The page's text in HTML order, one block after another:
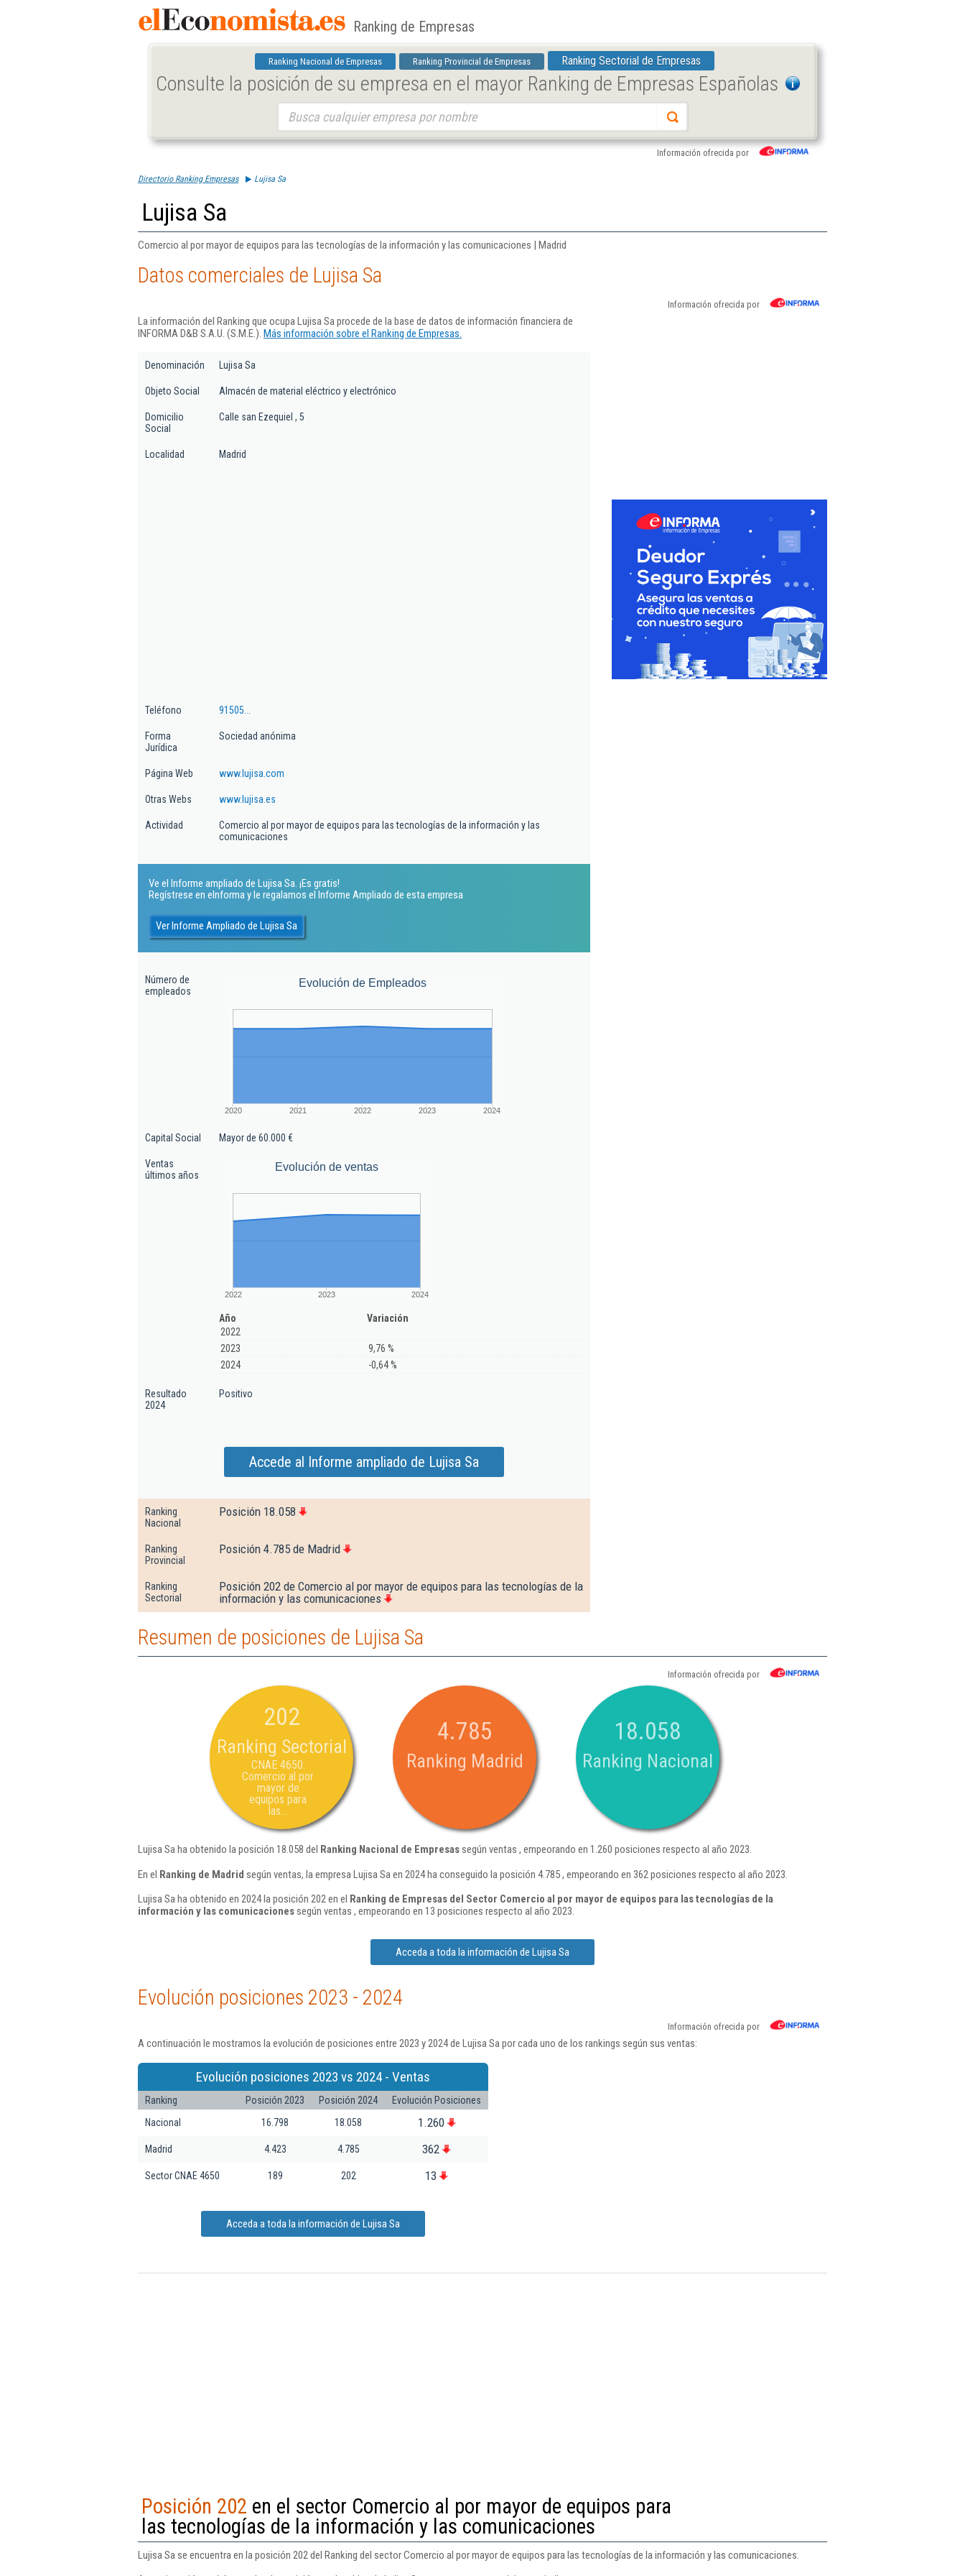
Ranking de Empresas
Ranking Nacional de Empresas Ranking Provincial de Empresas Ranking Sectorial de Empresas
Consulte la posición de su empresa en el mayor Ranking de Empresas Españolas
Información ofrecida por
Directorio Ranking Empresas Lujisa Sa
Lujisa Sa
Comercio al por mayor de equipos para las tecnologías de la información y las comunicaciones | Madrid
Datos comerciales de Lujisa Sa
Información ofrecida por
La información del Ranking que ocupa Lujisa Sa procede de la base de datos de información financiera de
INFORMA D&B S.A.U. (S.M.E.). Más información sobre el Ranking de Empresas.
Denominación Lujisa Sa
Objeto Social Almacén de material eléctrico y electrónico
Domicilio
Social
Calle san Ezequiel , 5
Localidad Madrid
Teléfono 91505...
Forma
Jurídica
Sociedad anónima
Página Web www.lujisa.com
Otras Webs www.lujisa.es
Actividad
Comercio al por mayor de equipos para las tecnologías de la información y las
comunicaciones
Ve el Informe ampliado de Lujisa Sa. ¡Es gratis!
Regístrese en eInforma y le regalamos el Informe Ampliado de esta empresa
Ver Informe Ampliado de Lujisa Sa
Número de
empleados
Evolución de Empleados
2020 2021 2022 2023 2024
Capital Social Mayor de 60.000 €
Ventas
últimos años
Evolución de ventas
2022 2023 2024
Año
Variación
2022
2023
9,76 %
2024
-0,64 %
Resultado
2024
Positivo
Accede al Informe ampliado de Lujisa Sa
Ranking
Nacional
Posición 18.058
Ranking
Provincial
Posición 4.785 de Madrid
Ranking
Sectorial
Posición 202 de Comercio al por mayor de equipos para las tecnologías de la
información y las comunicaciones
Resumen de posiciones de Lujisa Sa
Información ofrecida por
202
Ranking Sectorial
CNAE 4650:
Comercio al por
mayor de
equipos para
las...
4.785
Ranking Madrid
18.058
Ranking Nacional
Lujisa Sa ha obtenido la posición 18.058 del Ranking Nacional de Empresassegún ventas , empeorando en 1.260 posiciones respecto al año 2023.
En el Ranking de Madrid según ventas, la empresa Lujisa Sa en 2024 ha conseguido la posición 4.785 , empeorando en 362 posiciones respecto al año 2023.
Lujisa Sa ha obtenido en 2024 la posición 202 en el Ranking de Empresas del Sector Comercio al por mayor de equipos para las tecnologías de la
información y las comunicacionessegún ventas , empeorando en 13 posiciones respecto al año 2023.
Acceda a toda la información de Lujisa Sa
Evolución posiciones 2023 - 2024
Información ofrecida por
A continuación le mostramos la evolución de posiciones entre 2023 y 2024 de Lujisa Sa por cada uno de los rankings según sus ventas:
Evolución posiciones 2023 vs 2024 - Ventas
Ranking Posición 2023 Posición 2024
Evolución Posiciones
Nacional
16.798 18.058 1.260
Madrid 4.423 4.785 362
Sector CNAE 4650 189 202 13
Acceda a toda la información de Lujisa Sa
Posición 202 en el sector Comercio al por mayor de equipos para
las tecnologías de la información y las comunicaciones
Lujisa Sa se encuentra en la posición 202 del Ranking del sector Comercio al por mayor de equipos para las tecnologías de la información y las comunicaciones.